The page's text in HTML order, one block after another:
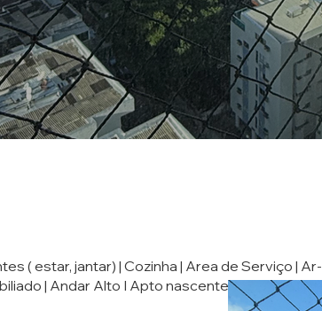
( estar, jantar) | Cozinha | Area de Serviço | Ar-
| Andar Alto I Apto nascente